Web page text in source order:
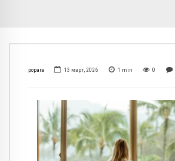
popara 13 март, 2026 1 min 0